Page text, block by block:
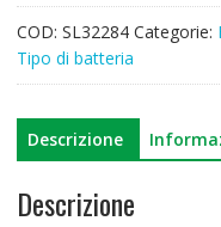
COD: SL32284 Categorie:
Tipo di batteria
Descrizione
Descrizione